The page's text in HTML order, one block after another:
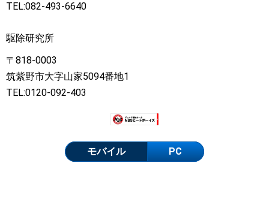
TEL:082-493-6640
駆除研究所
〒818-0003
筑紫野市大字山家5094番地1
TEL:0120-092-403
モバイル PC